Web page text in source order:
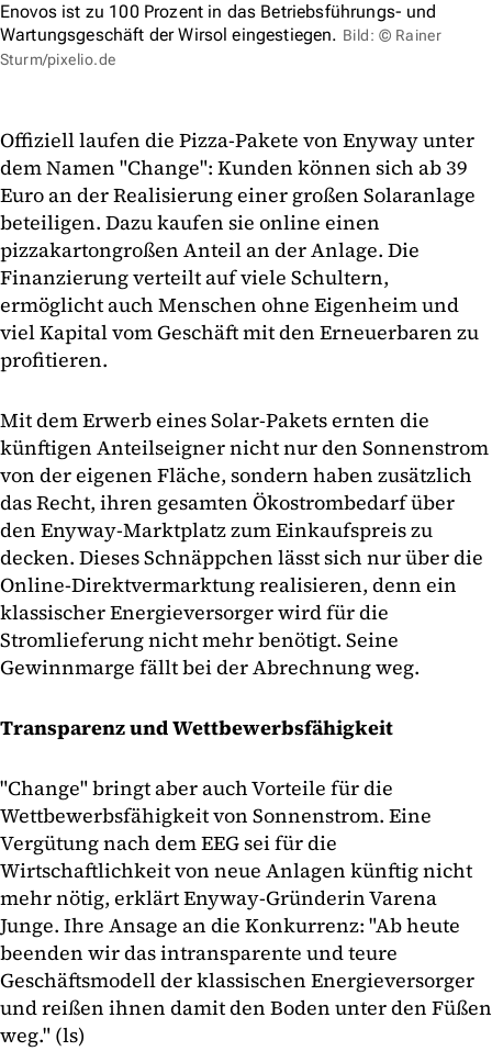
Enovos ist zu 100 Prozent in das Betriebsführungs- und
Wartungsgeschäft der Wirsol eingestiegen. Bild: © Rainer
Sturm/pixelio.de
Offiziell laufen die Pizza-Pakete von Enyway unter
dem Namen "Change": Kunden können sich ab 39
Euro an der Realisierung einer großen Solaranlage
beteiligen. Dazu kaufen sie online einen
pizzakartongroßen Anteil an der Anlage. Die
Finanzierung verteilt auf viele Schultern,
ermöglicht auch Menschen ohne Eigenheim und
viel Kapital vom Geschäft mit den Erneuerbaren zu
profitieren.
Mit dem Erwerb eines Solar-Pakets ernten die
künftigen Anteilseigner nicht nur den Sonnenstrom
von der eigenen Fläche, sondern haben zusätzlich
das Recht, ihren gesamten Ökostrombedarf über
den Enyway-Marktplatz zum Einkaufspreis zu
decken. Dieses Schnäppchen lässt sich nur über die
Online-Direktvermarktung realisieren, denn ein
klassischer Energieversorger wird für die
Stromlieferung nicht mehr benötigt. Seine
Gewinnmarge fällt bei der Abrechnung weg.
Transparenz und Wettbewerbsfähigkeit
"Change" bringt aber auch Vorteile für die
Wettbewerbsfähigkeit von Sonnenstrom. Eine
Vergütung nach dem EEG sei für die
Wirtschaftlichkeit von neue Anlagen künftig nicht
mehr nötig, erklärt Enyway-Gründerin Varena
Junge. Ihre Ansage an die Konkurrenz: "Ab heute
beenden wir das intransparente und teure
Geschäftsmodell der klassischen Energieversorger
und reißen ihnen damit den Boden unter den Füßen
weg." (ls)